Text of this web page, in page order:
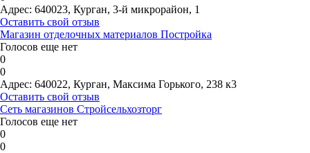
Адрес: 640023, Курган, 3-й микрорайон, 1
Оставить свой отзыв
Магазин отделочных материалов Постройка
Голосов еще нет
0
0
Адрес: 640022, Курган, Максима Горького, 238 к3
Оставить свой отзыв
Сеть магазинов Стройсельхозторг
Голосов еще нет
0
0